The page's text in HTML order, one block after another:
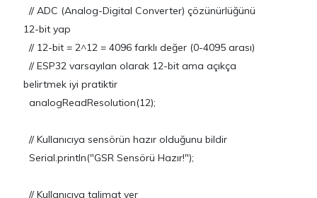
// ADC (Analog-Digital Converter) çözünürlüğünü
12-bit yap
// 12-bit = 2^12 = 4096 farklı değer (0-4095 arası)
// ESP32 varsayılan olarak 12-bit ama açıkça
belirtmek iyi pratiktir
analogReadResolution(12);
// Kullanıcıya sensörün hazır olduğunu bildir
Serial.println("GSR Sensörü Hazır!");
// Kullanıcıya talimat ver